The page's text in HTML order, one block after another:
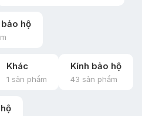
hộ
Khác
1 sản phẩm
Kính bảo hộ
43 sản phẩm